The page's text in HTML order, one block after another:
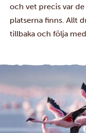
och vet precis var
platserna finns. Allt
tillbaka och följa